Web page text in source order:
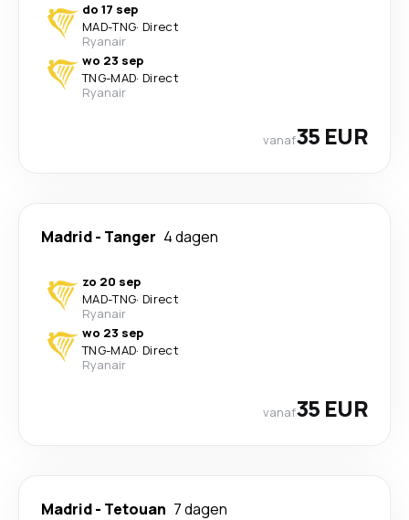
do 17 sep
MAD-TNG· Direct
Ryanair
wo 23 sep
TNG-MAD· Direct
Ryanair
vanaf35 EUR
Madrid- Tanger 4 dagen
zo 20 sep
MAD-TNG· Direct
Ryanair
wo 23 sep
TNG-MAD· Direct
Ryanair
vanaf35 EUR
Madrid- Tetouan 7 dagen